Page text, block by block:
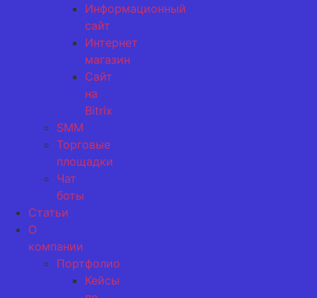
Информационный
сайт
Интернет
магазин
Сайт
на
Bitrix
SMM
Торговые
площадки
Чат
боты
Статьи
О
компании
Портфолио
Кейсы